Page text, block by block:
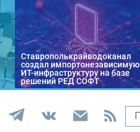
Ставрополькрайводоканал
создал импортонезависимую
ИТ-инфраструктуру на базе
решений РЕД СОФТ